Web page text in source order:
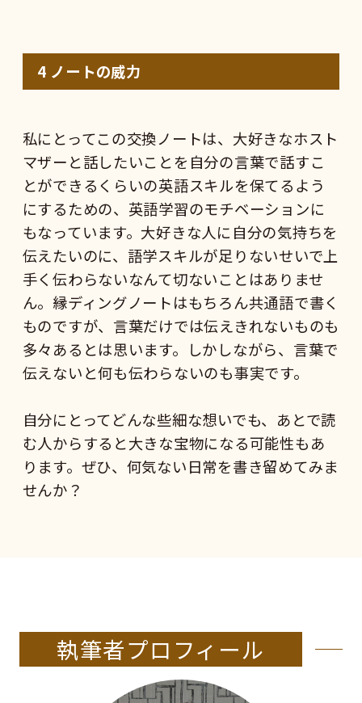
4 ノートの威力
私にとってこの交換ノートは、大好きなホスト
マザーと話したいことを自分の言葉で話すこ
とができるくらいの英語スキルを保てるよう
にするための、英語学習のモチベーションに
もなっています。大好きな人に自分の気持ちを
伝えたいのに、語学スキルが足りないせいで上
手く伝わらないなんて切ないことはありませ
ん。縁ディングノートはもちろん共通語で書く
ものですが、言葉だけでは伝えきれないものも
多々あるとは思います。しかしながら、言葉で
伝えないと何も伝わらないのも事実です。
自分にとってどんな些細な想いでも、あとで読
む人からすると大きな宝物になる可能性もあ
ります。ぜひ、何気ない日常を書き留めてみま
せんか？
執筆者プロフィール